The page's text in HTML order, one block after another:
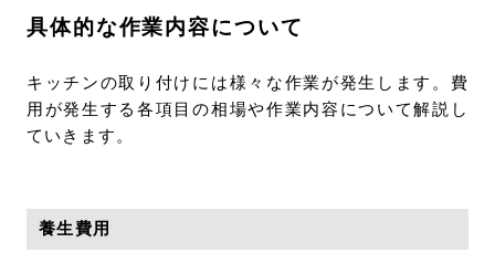
具体的な作業内容について
キッチンの取り付けには様々な作業が発生します。費
用が発生する各項目の相場や作業内容について解説し
ていきます。
養生費用